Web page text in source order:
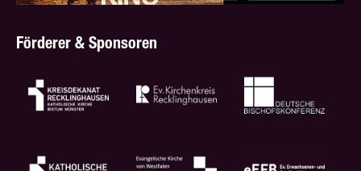
Förderer & Sponsoren